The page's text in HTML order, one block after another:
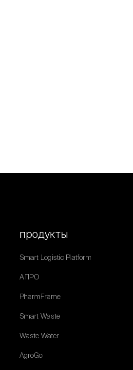
продукты
Smart Logistic Platform
АПРО
PharmFrame
Smart Waste
Waste Water
AgroGo